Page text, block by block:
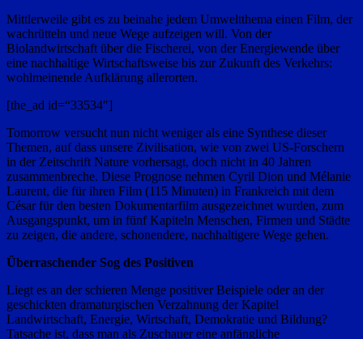
Mittlerweile gibt es zu beinahe jedem Umweltthema einen Film, der
wachrütteln und neue Wege aufzeigen will. Von der
Biolandwirtschaft über die Fischerei, von der Energiewende über
eine nachhaltige Wirtschaftsweise bis zur Zukunft des Verkehrs:
wohlmeinende Aufklärung allerorten.
[the_ad id=“33534″]
Tomorrow versucht nun nicht weniger als eine Synthese dieser
Themen, auf dass unsere Zivilisation, wie von zwei US-Forschern
in der Zeitschrift Nature vorhersagt, doch nicht in 40 Jahren
zusammenbreche. Diese Prognose nehmen Cyril Dion und Mélanie
Laurent, die für ihren Film (115 Minuten) in Frankreich mit dem
César für den besten Dokumentarfilm ausgezeichnet wurden, zum
Ausgangspunkt, um in fünf Kapiteln Menschen, Firmen und Städte
zu zeigen, die andere, schonendere, nachhaltigere Wege gehen.
Überraschender Sog des Positiven
Liegt es an der schieren Menge positiver Beispiele oder an der
geschickten dramaturgischen Verzahnung der Kapitel
Landwirtschaft, Energie, Wirtschaft, Demokratie und Bildung?
Tatsache ist, dass man als Zuschauer eine anfängliche